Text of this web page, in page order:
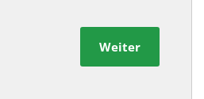
Weiter